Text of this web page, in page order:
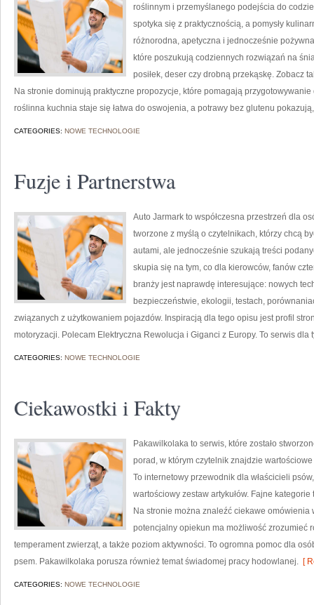
roślinnym i przemyślanego podejścia do
spotyka się z praktycznością, a pomysły
różnorodna, apetyczna i jednocześnie
które poszukują codziennych rozwiązań na
posiłek, deser czy drobną przekąskę. Zobacz
Na stronie dominują praktyczne propozycje, które pomagają
roślinna kuchnia staje się łatwa do oswojenia, a potrawy bez glutenu
CATEGORIES: NOWE TECHNOLOGIE
Fuzje i Partnerstwa
Auto Jarmark to współczesna przestrzeń dla
tworzone z myślą o czytelnikach, którzy chcą
autami, ale jednocześnie szukają treści
skupia się na tym, co dla kierowców, fanów
branży jest naprawdę interesujące: nowych
bezpieczeństwie, ekologii, testach,
związanych z użytkowaniem pojazdów. Inspiracją dla tego opisu jest profil
motoryzacji. Polecam Elektryczna Rewolucja i Giganci z Europy. To serwis dla
CATEGORIES: NOWE TECHNOLOGIE
Ciekawostki i Fakty
Pakawilkolaka to serwis, które zostało
porad, w którym czytelnik znajdzie
To internetowy przewodnik dla właścicieli
wartościowy zestaw artykułów. Fajne
Na stronie można znaleźć ciekawe
potencjalny opiekun ma możliwość zrozumieć
temperament zwierząt, a także poziom aktywności. To ogromna pomoc dla
psem. Pakawilkolaka porusza również temat świadomej pracy hodowlanej. [
CATEGORIES: NOWE TECHNOLOGIE